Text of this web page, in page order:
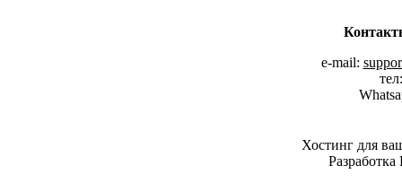
e-mail:
Хостинг для